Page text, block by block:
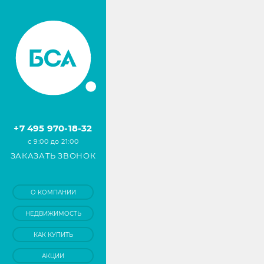
+7 495 970-18-32
с 9:00 до 21:00
ЗАКАЗАТЬ ЗВОНОК
О КОМПАНИИ
НЕДВИЖИМОСТЬ
КАК КУПИТЬ
АКЦИИ